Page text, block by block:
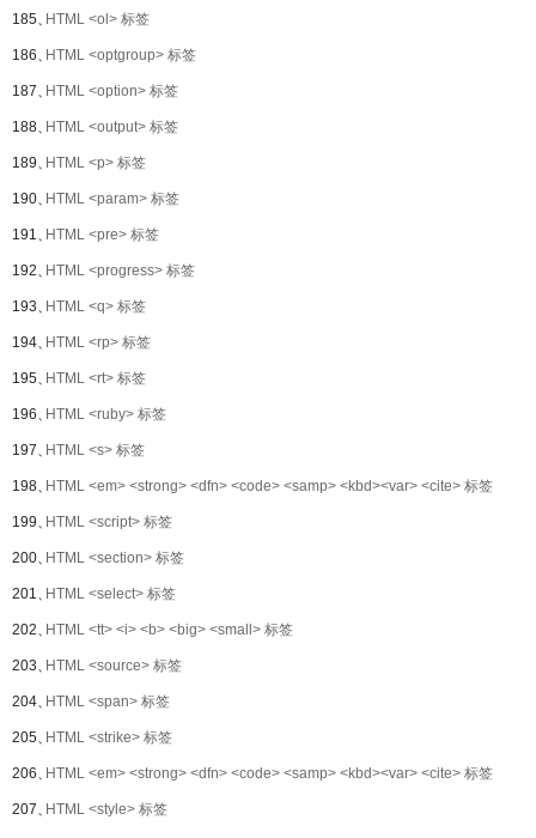
185、HTML <ol> 标签
186、HTML <optgroup> 标签
187、HTML <option> 标签
188、HTML <output> 标签
189、HTML <p> 标签
190、HTML <param> 标签
191、HTML <pre> 标签
192、HTML <progress> 标签
193、HTML <q> 标签
194、HTML <rp> 标签
195、HTML <rt> 标签
196、HTML <ruby> 标签
197、HTML <s> 标签
198、HTML <em> <strong> <dfn> <code> <samp> <kbd><var> <cite> 标签
199、HTML <script> 标签
200、HTML <section> 标签
201、HTML <select> 标签
202、HTML <tt> <i> <b> <big> <small> 标签
203、HTML <source> 标签
204、HTML <span> 标签
205、HTML <strike> 标签
206、HTML <em> <strong> <dfn> <code> <samp> <kbd><var> <cite> 标签
207、HTML <style> 标签